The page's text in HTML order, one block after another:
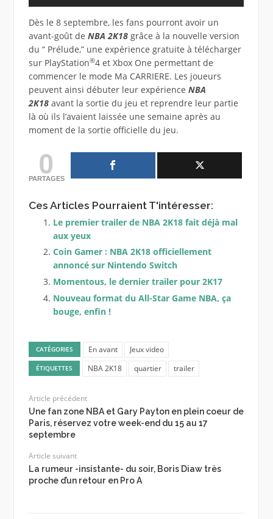
Dès le 8 septembre, les fans pourront avoir un
avant-goût de NBA 2K18grâce à la nouvelle version
du “ Prélude,” une expérience gratuite à télécharger
sur PlayStation®4 et Xbox One permettant de
commencer le mode Ma CARRIERE. Les joueurs
peuvent ainsi débuter leur expérience NBA
2K18 avant la sortie du jeu et reprendre leur partie
là où ils l’avaient laissée une semaine après au
moment de la sortie officielle du jeu.
0
PARTAGES
Ces Articles Pourraient T'intéresser:
Le premier trailer de NBA 2K18 fait déjà mal
aux yeux
Coin Gamer : NBA 2K18 officiellement
annoncé sur Nintendo Switch
Momentous, le dernier trailer pour 2K17
Nouveau format du All-Star Game NBA, ça
bouge, enfin !
CATÉGORIES En avant Jeux video
ÉTIQUETTES NBA 2K18 quartier trailer
Article précédent
Une fan zone NBA et Gary Payton en plein coeur de
Paris, réservez votre week-end du 15 au 17
septembre
Article suivant
La rumeur -insistante- du soir, Boris Diaw très
proche d’un retour en Pro A